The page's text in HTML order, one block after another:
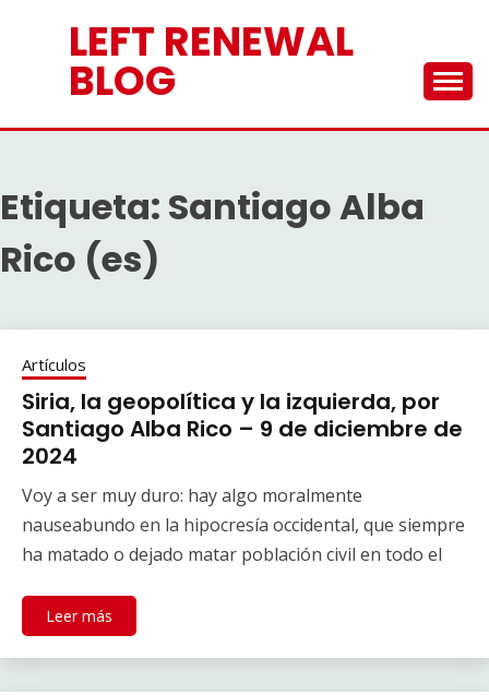
contenidoLEFT RENEWAL
BLOG
Etiqueta: Santiago Alba
Rico (es)
Artículos
Siria, la geopolítica y la izquierda, por
Santiago Alba Rico – 9 de diciembre de
2024
Voy a ser muy duro: hay algo moralmente
nauseabundo en la hipocresía occidental, que siempre
ha matado o dejado matar población civil en todo el
Leer más